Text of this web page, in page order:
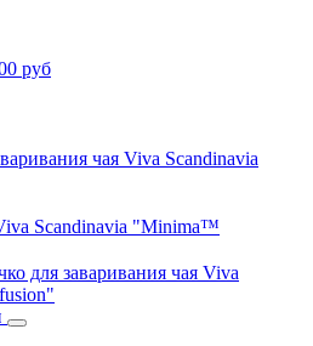
руб
чая Viva Scandinavia
Scandinavia "Minima™
для заваривания чая Viva